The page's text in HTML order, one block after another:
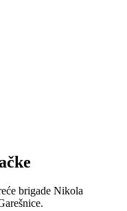
brigade Nikola